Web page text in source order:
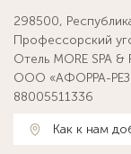
298500,
Профессорский
Отель MORE SPA &
ООО «АФОРРА-
88005511336
Как к нам